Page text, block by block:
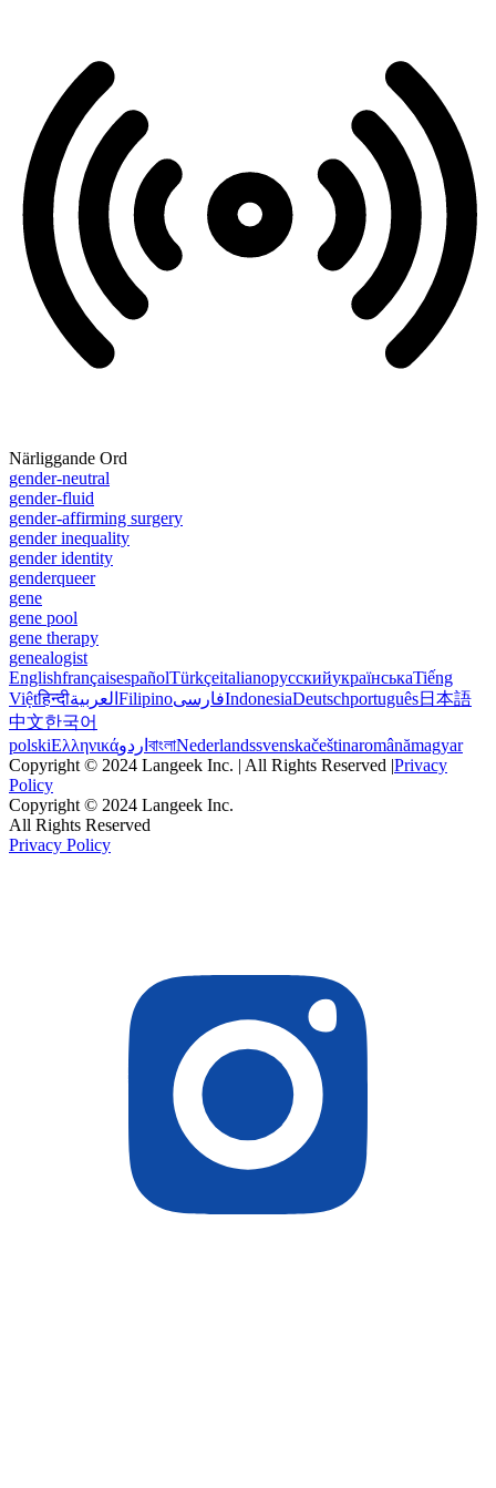
Närliggande Ord
gender-neutral
gender-fluid
gender-affirming surgery
gender inequality
gender identity
genderqueer
gene
gene pool
gene therapy
genealogist
EnglishfrançaisespañolTürkçeitalianoрусскийукраїнськаTiếng
Việtहिन्दीالعربية FilipinoفارسیIndonesiaDeutschportuguês日本語
中文한국어
polskiΕλληνικάاردو বাংলাNederlandssvenskačeštinaromânămagyar
Copyright © 2024 Langeek Inc. | All Rights Reserved |Privacy
Policy
Copyright © 2024 Langeek Inc.
All Rights Reserved
Privacy Policy